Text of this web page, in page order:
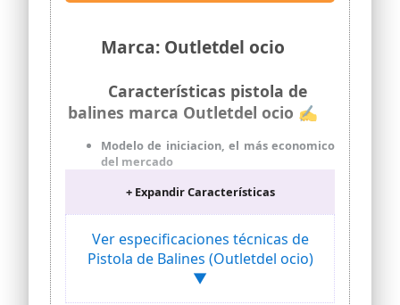
Marca: Outletdel ocio
Características pistola de
balines marca Outletdel ocio ✍
Modelo de iniciacion, el más economico
del mercado
Velocidad de salida 75 m/s (240 fps).
Potencia < 3,5 julios.
Cargador: 200 bolas acero calibre 4,5
BBS. +13 bolas carga rapida. Sistema de
carga por muelle. Peso: 450gr. Longitud:
Funda portabalines, de diseño exclusivo,
+ Expandir Características
Ver especificaciones técnicas de
Pistola de Balines (Outletdel ocio)
▼